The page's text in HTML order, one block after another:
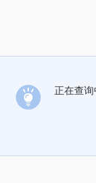
正在查询